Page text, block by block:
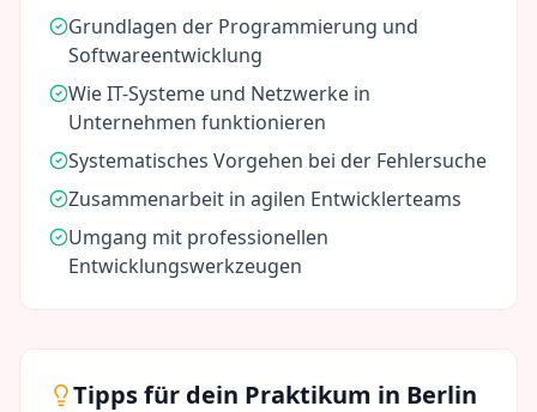
Grundlagen der Programmierung und
Softwareentwicklung
Wie IT-Systeme und Netzwerke in
Unternehmen funktionieren
Systematisches Vorgehen bei der Fehlersuche
Zusammenarbeit in agilen Entwicklerteams
Umgang mit professionellen
Entwicklungswerkzeugen
Tipps für dein Praktikum in Berlin